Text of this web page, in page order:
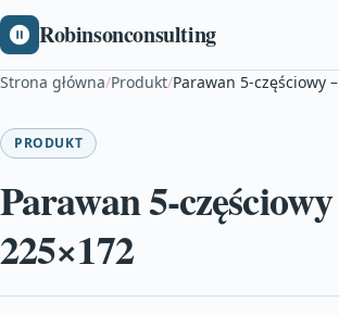
Robinsonconsulting
Strona główna/Produkt/Parawan 5-częściowy
PRODUKT
Parawan 5-
225×172